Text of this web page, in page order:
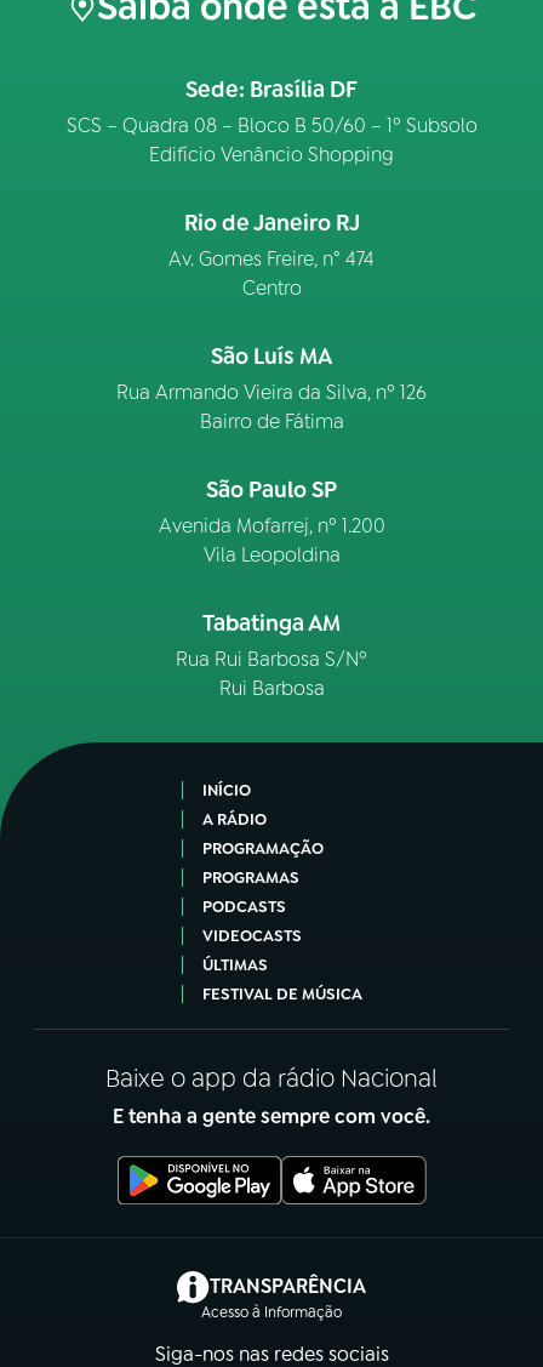
Sede: Brasília DF
SCS – Quadra 08 – Bloco B 50/60 – 1º Subsolo
Edifício Venâncio Shopping
Rio de Janeiro RJ
Av. Gomes Freire, n° 474
Centro
São Luís MA
Rua Armando Vieira da Silva, nº 126
Bairro de Fátima
São Paulo SP
Avenida Mofarrej, nº 1.200
Vila Leopoldina
Tabatinga AM
Rua Rui Barbosa S/Nº
Rui Barbosa
INÍCIO
A RÁDIO
PROGRAMAÇÃO
PROGRAMAS
PODCASTS
VIDEOCASTS
ÚLTIMAS
FESTIVAL DE MÚSICA
Baixe o app da rádio Nacional
E tenha a gente sempre com você.
TRANSPARÊNCIA
Acesso à Informação
(abre em nova aba)
Siga-nos nas redes sociais